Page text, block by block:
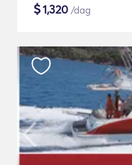
$1,320 /dag